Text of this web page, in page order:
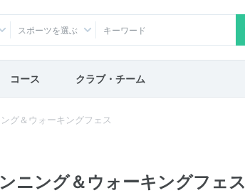
スポーツを選ぶ
コース クラブ・チーム
グ＆ウォーキングフェス
ニング＆ウォーキングフェス